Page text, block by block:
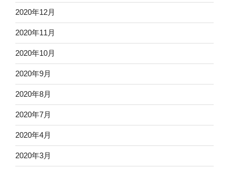
2020年12月
2020年11月
2020年10月
2020年9月
2020年8月
2020年7月
2020年4月
2020年3月